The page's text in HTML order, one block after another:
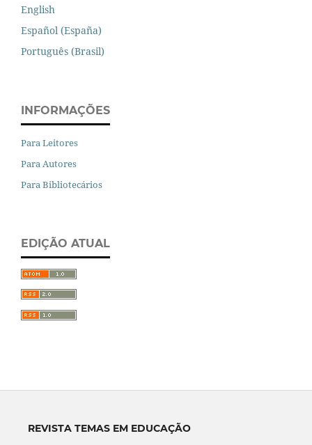
English
Español (España)
Português (Brasil)
INFORMAÇÕES
Para Leitores
Para Autores
Para Bibliotecários
EDIÇÃO ATUAL
REVISTA TEMAS EM EDUCAÇÃO